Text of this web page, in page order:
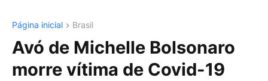
Página inicial Brasil
Avó de Michelle Bolsonaro
morre vítima de Covid-19